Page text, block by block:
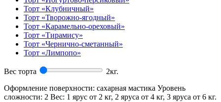
Торт «Клубничный»
Торт «Творожно-ягодный»
Торт «Карамельно-ореховый»
Торт «Тирамису»
Торт «Чернично-сметанный»
Торт «Лимпопо»
Вес торта 2кг.
Оформление поверхности: сахарная мастика Уровень
сложности: 2 Вес: 1 ярус от 2 кг, 2 яруса от 4 кг, 3 яруса от 6 кг.